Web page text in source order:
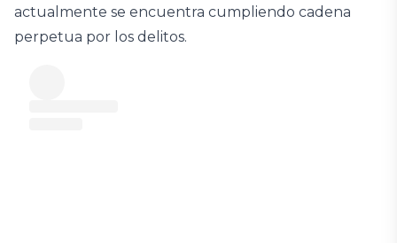
actualmente se encuentra cumpliendo cadena
perpetua por los delitos.